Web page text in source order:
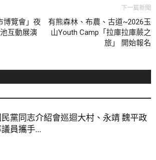
博覽會」夜
互動展演
下一篇新聞
有熊森林、布農、古道~2026玉
山Youth Camp「拉庫拉庫蕨之
旅」 開始報名
民黨同志介紹會巡迴大村、永靖 魏平政
員攜手...